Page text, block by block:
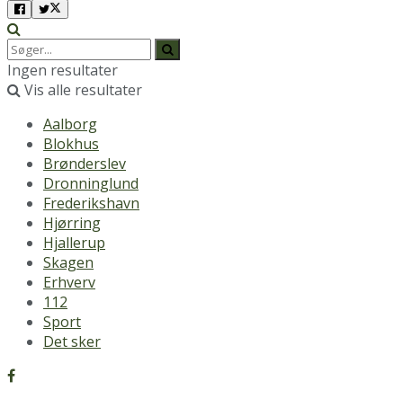
Ingen resultater
Vis alle resultater
Aalborg
Blokhus
Brønderslev
Dronninglund
Frederikshavn
Hjørring
Hjallerup
Skagen
Erhverv
112
Sport
Det sker